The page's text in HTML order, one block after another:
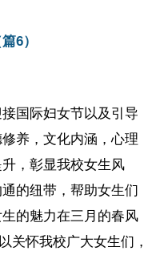
6）
国际妇女节以及引导
养，文化内涵，心理
，彰显我校女生风
的纽带，帮助女生们
的魅力在三月的春风
关怀我校广大女生们，